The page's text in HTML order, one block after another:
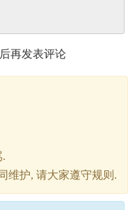
后再发表评论
.
维护, 请大家遵守规则.